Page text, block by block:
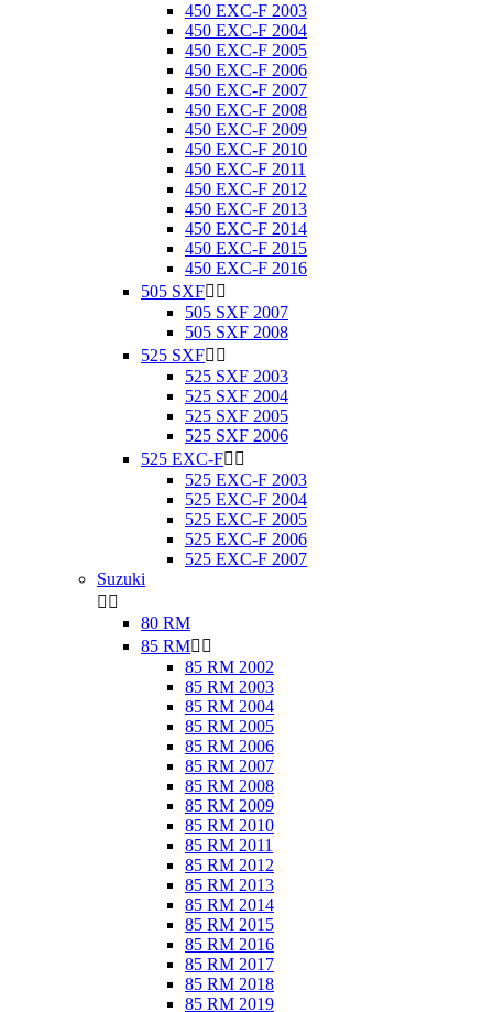
450 EXC-F 2003
450 EXC-F 2004
450 EXC-F 2005
450 EXC-F 2006
450 EXC-F 2007
450 EXC-F 2008
450 EXC-F 2009
450 EXC-F 2010
450 EXC-F 2011
450 EXC-F 2012
450 EXC-F 2013
450 EXC-F 2014
450 EXC-F 2015
450 EXC-F 2016
505 SXF 
505 SXF 2007
505 SXF 2008
525 SXF 
525 SXF 2003
525 SXF 2004
525 SXF 2005
525 SXF 2006
525 EXC-F 
525 EXC-F 2003
525 EXC-F 2004
525 EXC-F 2005
525 EXC-F 2006
525 EXC-F 2007
Suzuki
 
80 RM
85 RM 
85 RM 2002
85 RM 2003
85 RM 2004
85 RM 2005
85 RM 2006
85 RM 2007
85 RM 2008
85 RM 2009
85 RM 2010
85 RM 2011
85 RM 2012
85 RM 2013
85 RM 2014
85 RM 2015
85 RM 2016
85 RM 2017
85 RM 2018
85 RM 2019